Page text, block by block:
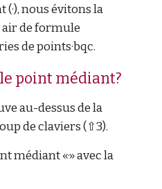
(·), nous évitons la
de formule
de points·bqc.
point médiant?
au-dessus de la
de claviers (⇧3).
médiant «·» avec la